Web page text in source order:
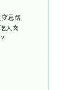
思路
人肉